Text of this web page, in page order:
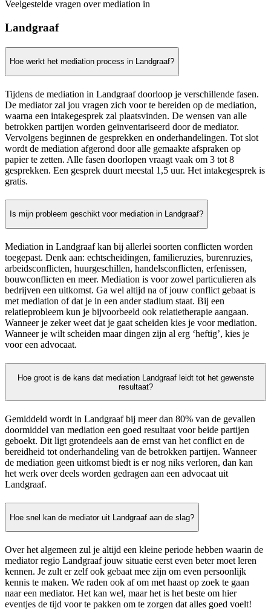
Veelgestelde vragen over mediation in
Landgraaf
Hoe werkt het mediation process in Landgraaf?
Tijdens de mediation in Landgraaf doorloop je verschillende fasen.
De mediator zal jou vragen zich voor te bereiden op de mediation,
waarna een intakegesprek zal plaatsvinden. De wensen van alle
betrokken partijen worden geïnventariseerd door de mediator.
Vervolgens beginnen de gesprekken en onderhandelingen. Tot slot
wordt de mediation afgerond door alle gemaakte afspraken op
papier te zetten. Alle fasen doorlopen vraagt vaak om 3 tot 8
gesprekken. Een gesprek duurt meestal 1,5 uur. Het intakegesprek is
gratis.
Is mijn probleem geschikt voor mediation in Landgraaf?
Mediation in Landgraaf kan bij allerlei soorten conflicten worden
toegepast. Denk aan: echtscheidingen, familieruzies, burenruzies,
arbeidsconflicten, huurgeschillen, handelsconflicten, erfenissen,
bouwconflicten en meer. Mediation is voor zowel particulieren als
bedrijven een uitkomst. Ga wel altijd na of jouw conflict gebaat is
met mediation of dat je in een ander stadium staat. Bij een
relatieprobleem kun je bijvoorbeeld ook relatietherapie aangaan.
Wanneer je zeker weet dat je gaat scheiden kies je voor mediation.
Wanneer je wilt scheiden maar dingen zijn al erg ‘heftig’, kies je
voor een advocaat.
Hoe groot is de kans dat mediation Landgraaf leidt tot het gewenste
resultaat?
Gemiddeld wordt in Landgraaf bij meer dan 80% van de gevallen
doormiddel van mediation een goed resultaat voor beide partijen
geboekt. Dit ligt grotendeels aan de ernst van het conflict en de
bereidheid tot onderhandeling van de betrokken partijen. Wanneer
de mediation geen uitkomst biedt is er nog niks verloren, dan kan
het werk over deels worden gedragen aan een advocaat uit
Landgraaf.
Hoe snel kan de mediator uit Landgraaf aan de slag?
Over het algemeen zul je altijd een kleine periode hebben waarin de
mediator regio Landgraaf jouw situatie eerst even beter moet leren
kennen. Je zult er zelf ook gebaat mee zijn om even persoonlijk
kennis te maken. We raden ook af om met haast op zoek te gaan
naar een mediator. Het kan wel, maar het is het beste om hier
eventjes de tijd voor te pakken om te zorgen dat alles goed voelt!